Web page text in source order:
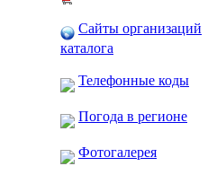
Сайты организаций
каталога
Телефонные коды
Погода в регионе
Фотогалерея